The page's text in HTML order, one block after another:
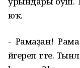
юҡ.
- Рамаҙан!
йүгереп үтте.